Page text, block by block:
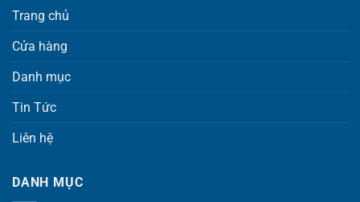
Trang chủ
Cửa hàng
Danh mục
Tin Tức
Liên hệ
DANH MỤC